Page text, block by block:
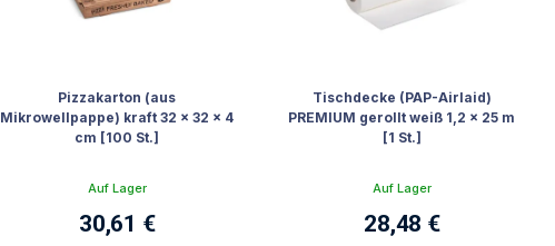
Pizzakarton (aus
Mikrowellpappe) kraft 32 x 32 x 4
cm [100 St.]
Auf Lager
30,61 €
Tischdecke (PAP-Airlaid)
PREMIUM gerollt weiß 1,2 x 25 m
[1 St.]
Auf Lager
28,48 €